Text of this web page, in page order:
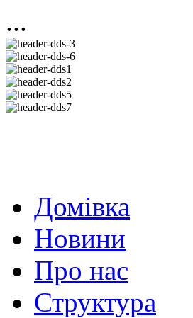
...
Домівка
Новини
Про нас
Структура